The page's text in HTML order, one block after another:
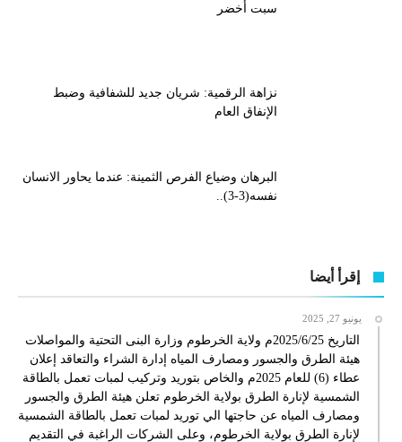
سبت أخضر
نزاهة الرقمية: شريان جديد للشفافية وضبط
الإنفاق العام
البرهان وضياع الفرص الثمينة: عندما يحاور الانسان
نفسه(3-3)..
إقرأ أيضا
يونيو 27, 2025
التاريخ 2025/6/25م ولاية الخرطوم وزارة البنى التحتية والمواصلات
هيئة الطرق والجسور ومصارف المياه إدارة الشراء والتعاقد إعلان
عطاء (6) للعام 2025م والخاص بتوريد وتركيب لمبات تعمل بالطاقة
الشمسية لإنارة الطرق بولاية الخرطوم تعلن هيئة الطرق والجسور
ومصارف المياه عن حاجتها الي توريد لمبات تعمل بالطاقة الشمسية
لإنارة الطرق بولاية الخرطوم، وعلى الشركات الراغبة في التقديم